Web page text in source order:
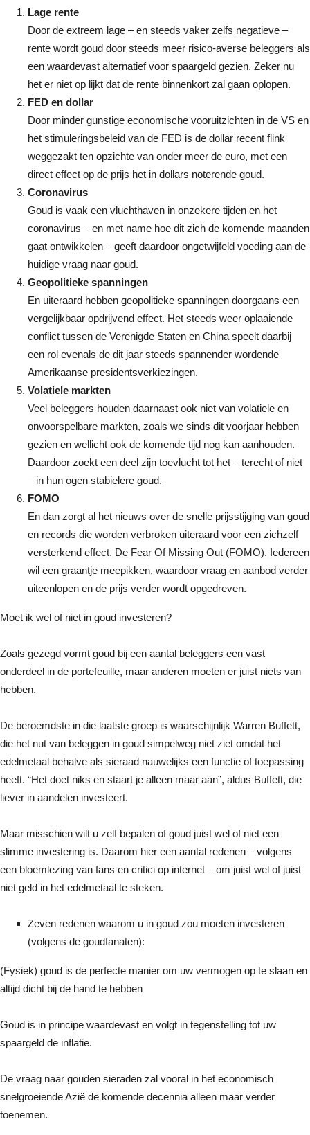
Lage rente
Door de extreem lage – en steeds vaker zelfs negatieve –
rente wordt goud door steeds meer risico-averse beleggers als
een waardevast alternatief voor spaargeld gezien. Zeker nu
het er niet op lijkt dat de rente binnenkort zal gaan oplopen.
FED en dollar
Door minder gunstige economische vooruitzichten in de VS en
het stimuleringsbeleid van de FED is de dollar recent flink
weggezakt ten opzichte van onder meer de euro, met een
direct effect op de prijs het in dollars noterende goud.
Coronavirus
Goud is vaak een vluchthaven in onzekere tijden en het
coronavirus – en met name hoe dit zich de komende maanden
gaat ontwikkelen – geeft daardoor ongetwijfeld voeding aan de
huidige vraag naar goud.
Geopolitieke spanningen
En uiteraard hebben geopolitieke spanningen doorgaans een
vergelijkbaar opdrijvend effect. Het steeds weer oplaaiende
conflict tussen de Verenigde Staten en China speelt daarbij
een rol evenals de dit jaar steeds spannender wordende
Amerikaanse presidentsverkiezingen.
Volatiele markten
Veel beleggers houden daarnaast ook niet van volatiele en
onvoorspelbare markten, zoals we sinds dit voorjaar hebben
gezien en wellicht ook de komende tijd nog kan aanhouden.
Daardoor zoekt een deel zijn toevlucht tot het – terecht of niet
– in hun ogen stabielere goud.
FOMO
En dan zorgt al het nieuws over de snelle prijsstijging van goud
en records die worden verbroken uiteraard voor een zichzelf
versterkend effect. De Fear Of Missing Out (FOMO). Iedereen
wil een graantje meepikken, waardoor vraag en aanbod verder
uiteenlopen en de prijs verder wordt opgedreven.
Moet ik wel of niet in goud investeren?
Zoals gezegd vormt goud bij een aantal beleggers een vast
onderdeel in de portefeuille, maar anderen moeten er juist niets van
hebben.
De beroemdste in die laatste groep is waarschijnlijk Warren Buffett,
die het nut van beleggen in goud simpelweg niet ziet omdat het
edelmetaal behalve als sieraad nauwelijks een functie of toepassing
heeft. “Het doet niks en staart je alleen maar aan”, aldus Buffett, die
liever in aandelen investeert.
Maar misschien wilt u zelf bepalen of goud juist wel of niet een
slimme investering is. Daarom hier een aantal redenen – volgens
een bloemlezing van fans en critici op internet – om juist wel of juist
niet geld in het edelmetaal te steken.
Zeven redenen waarom u in goud zou moeten investeren
(volgens de goudfanaten):
(Fysiek) goud is de perfecte manier om uw vermogen op te slaan en
altijd dicht bij de hand te hebben
Goud is in principe waardevast en volgt in tegenstelling tot uw
spaargeld de inflatie.
De vraag naar gouden sieraden zal vooral in het economisch
snelgroeiende Azië de komende decennia alleen maar verder
toenemen.